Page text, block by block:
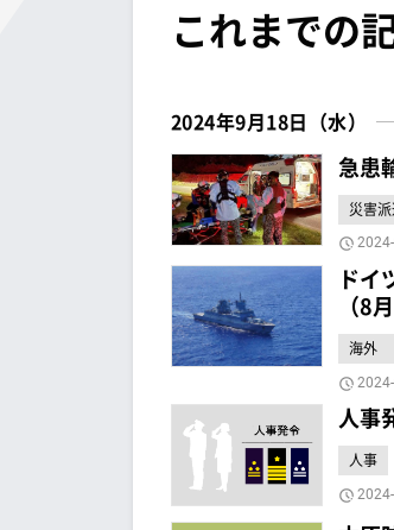
これまでの
2024年9月18日（水）
急患
災害
ドイ
（8
海外
人事
人事